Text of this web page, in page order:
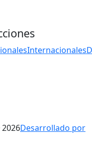
Internacionales
Desarrollado por